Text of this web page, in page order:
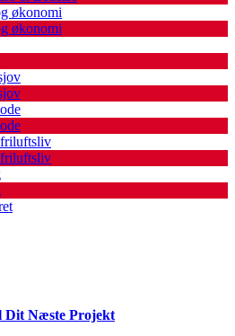
økonomi
økonomi
Dit Næste Projekt